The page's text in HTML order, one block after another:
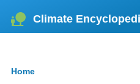
Skip to main content
Climate
Home